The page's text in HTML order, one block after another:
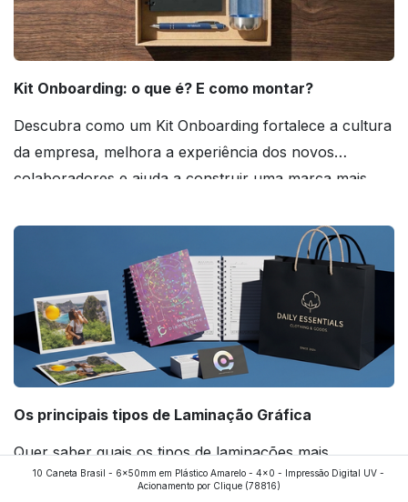
Kit Onboarding: o que é? E como montar?
Descubra como um Kit Onboarding fortalece a cultura
da empresa, melhora a experiência dos novos
colaboradores e ajuda a construir uma marca mais
Os principais tipos de Laminação Gráfica
Quer saber quais os tipos de laminações mais
aplicados nos impressos da gráfica FuturaIM? Então,
10 Caneta Brasil - 6x50mm em Plástico Amarelo - 4x0 - Impressão Digital UV -
Acionamento por Clique(78816)